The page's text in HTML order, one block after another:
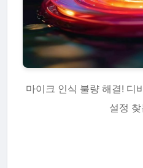
마이크 인식 불량 해결! 디
설정